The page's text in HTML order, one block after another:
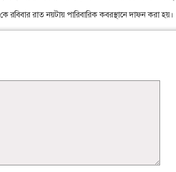
রবিবার রাত নয়টায় পারিবারিক কবরস্থানে দাফন করা হয়।